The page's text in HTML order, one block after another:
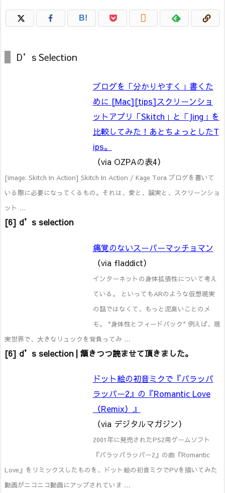
B! 
D’s Selection
ブログを「分かりやすく」書くた
めに [Mac][tips]スクリーンショ
ットアプリ「Skitch」と「Jing」を
比較してみた！あとちょっとしたT
ips。
（via OZPAの表4）
[image: Skitch In Action] Skitch In Action / Kage Tora ブログを書いて
いる際に必要になってくるもの。それは、愛と、誠実と、スクリーンショ
ット …
[6] d’s selection
痛覚のないスーパーマッチョマン
（via fladdict）
インターネットの身体拡張性について考え
ている。 といってもARのような仮想現実
の話ではなくて、もっと泥臭いことのメ
モ。 *身体性とフィードバック* 例えば、現
実世界で、大きなリュックを背負ってみ …
[6] d’s selection | 頷きつつ読ませて頂きました。
ドット絵の初音ミクで『パラッパ
ラッパー2』の『Romantic Love
（Remix）』
（via デジタルマガジン）
2001年に発売されたPS2用ゲームソフト
『パラッパラッパー2』の曲『Romantic
Love』をリミックスしたものを、ドット絵の初音ミクでPVを描いてみた
動画がニコニコ動画にアップされていま …